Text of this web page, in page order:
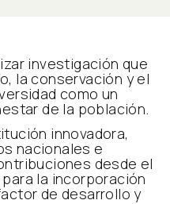
investigación que
la conservación y el
como un
de la población.
innovadora,
nacionales e
desde el
la incorporación
de desarrollo y